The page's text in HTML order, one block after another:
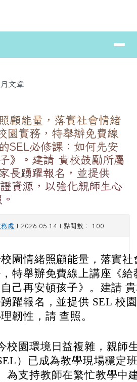
訊網
⏸
文章
顧能量，落實社會情緒
園實務，特舉辦免費線
SEL必修課：如何先安
》。建請 貴校鼓勵所屬
長踴躍報名，並提供
資源，以強化親師生心
處 | 2026-05-14 | 點閱數： 100
園情緒照顧能量，落實
特舉辦免費線上講座《
己再安頓孩子》。建請
躍報名，並提供 SEL 校
韌性，請 查照。
校園環境日益複雜，親師
）已成為教學現場穩定
為支持教師在繁忙教學中